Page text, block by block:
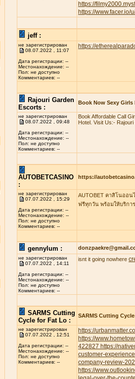
https://
https://www.facer.io/
jeff :
не зарегистрирован
08.07.2022 , 11:07
Дата регистрации: --
Местонахождение: --
Пол: не доступно
Комментариев: --
https://
Rajouri Garden
Escorts :
Book Now Sexy Girls
не зарегистрирован
08.07.2022 , 09:48
Дата регистрации: --
Местонахождение: --
Пол: не доступно
Комментариев: --
Book Affordable Call
Hotel. Visit Us:-
AUTOBETCASINO
:
https://
не зарегистрирован
07.07.2022 , 15:29
Дата регистрации: --
Местонахождение: --
Пол: не доступно
Комментариев: --
AUTOBET คาสิโนออ
ฟรีทุกวัน พร้อมให้บริกา
gennylum :
не зарегистрирован
07.07.2022 , 14:11
Дата регистрации: --
Местонахождение: --
Пол: не доступно
Комментариев: --
isnt it going nowhere
SARMS Cutting
Cycle for Fat Lo :
SARMS Cutting
не зарегистрирован
07.07.2022 , 12:51
Дата регистрации: --
Местонахождение: --
Пол: не доступно
Комментариев: --
https://
https://
422827 https://
customer-
company-review-
https://